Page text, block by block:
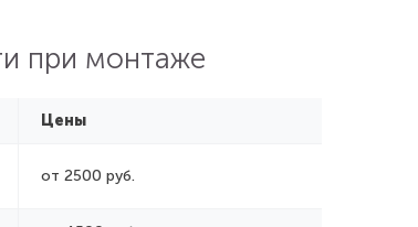
при монтаже
Цены
от 2500 руб.